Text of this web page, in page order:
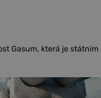
Gasum, která je státním